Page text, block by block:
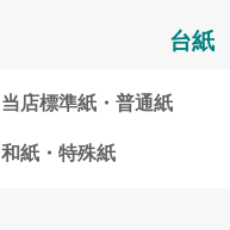
台紙
当店標準紙・普通紙
和紙・特殊紙